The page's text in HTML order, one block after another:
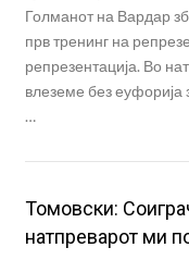
Голманот на Вардар
прв тренинг на
репрезентација. Во
влеземе без еуфорија
…
Томовски:
натпреварот ми